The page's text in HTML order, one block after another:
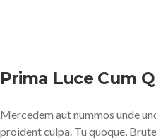
Prima Luce Cum
Mercedem aut nummos unde
proident culpa. Tu quoque,